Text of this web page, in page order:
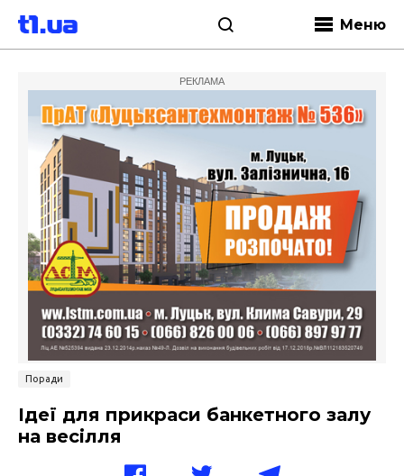
Меню
РЕКЛАМА
Поради
Ідеї для прикраси банкетного залу
на весілля